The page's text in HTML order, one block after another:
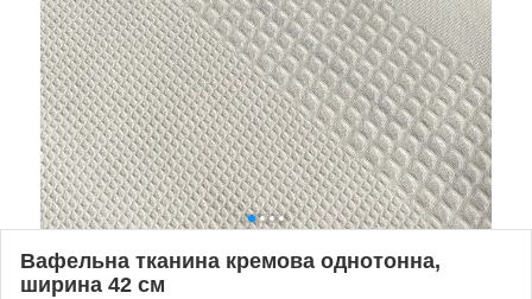
Вафельна тканина кремова однотонна,
ширина 42 см